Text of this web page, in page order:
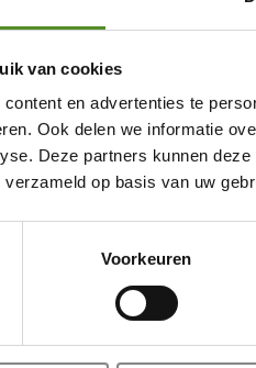
van cookies
en advertenties te
Ook delen we informatie
Deze partners kunnen
op basis van uw
Voorkeuren
Vrijdag
Zaterdag
Zondag